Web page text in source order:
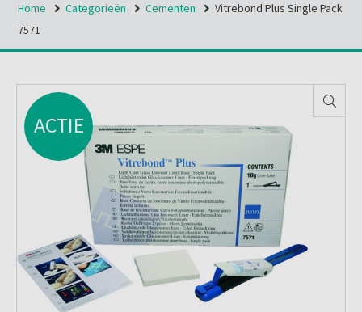
Home Categorieën Cementen
Vitrebond Plus Single Pack
7571
ACTIE